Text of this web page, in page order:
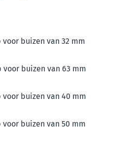
buizen van 32 mm
voor buizen van 63 mm
buizen van 40 mm
buizen van 50 mm